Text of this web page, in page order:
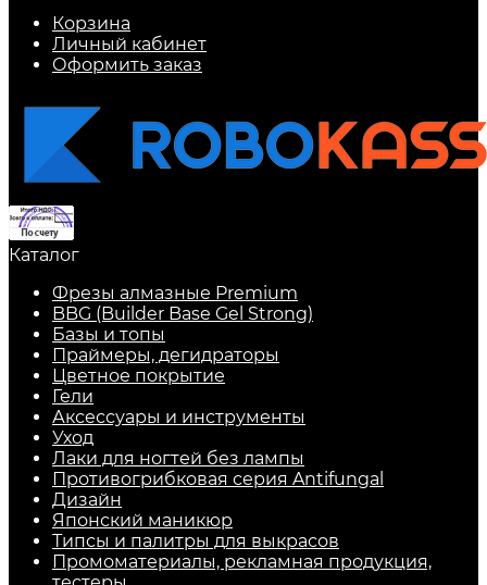
Корзина
Личный кабинет
Оформить заказ
Каталог
Фрезы алмазные Premium
BBG (Builder Base Gel Strong)
Базы и топы
Праймеры, дегидраторы
Цветное покрытие
Гели
Аксессуары и инструменты
Уход
Лаки для ногтей без лампы
Противогрибковая серия Antifungal
Дизайн
Японский маникюр
Типсы и палитры для выкрасов
Промоматериалы, рекламная продукция,